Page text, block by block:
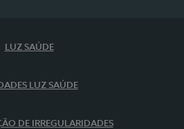
LUZ SAÚDE
LUZ SAÚDE
DE IRREGULARIDADES